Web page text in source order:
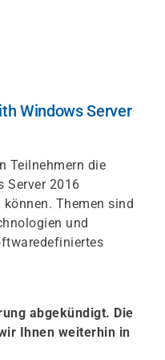
Windows Server
Teilnehmern die
Server 2016
Themen sind
und
abgekündigt. Die
Ihnen weiterhin in